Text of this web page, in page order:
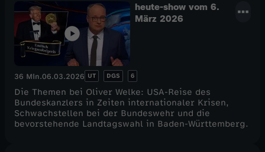
heute-show vom 6.
März 2026
36 Min.06.03.2026 UT DGS 6
Die Themen bei Oliver Welke: USA-Reise des
Bundeskanzlers in Zeiten internationaler Krisen,
Schwachstellen bei der Bundeswehr und die
bevorstehende Landtagswahl in Baden-Württemberg.